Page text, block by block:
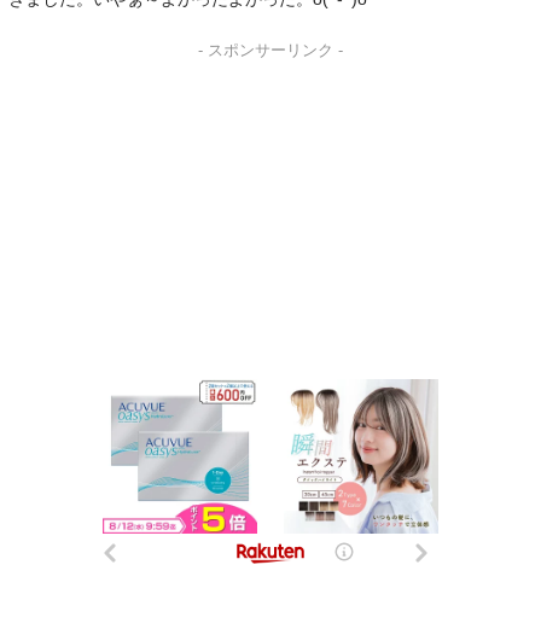
- スポンサーリンク -